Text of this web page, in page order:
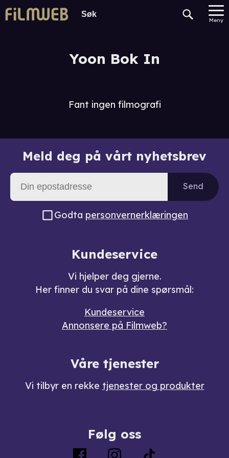
Meny
Yoon Bok In
Fant ingen filmografi
Meld deg på vårt nyhetsbrev
Send
Godta personvernerklæringen
Kundeservice
Vi hjelper deg gjerne.
Her finner du svar på dine spørsmål:
Kundeservice
Annonsere på Filmweb?
Våre tjenester
Vi tilbyr en rekke tjenester og produkter
Følg oss